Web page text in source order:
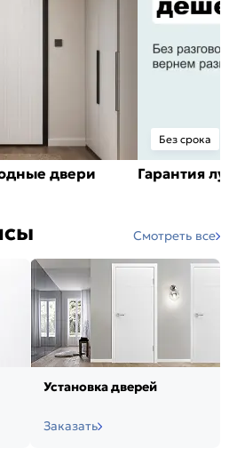
двери
Без срока
Гарантия
Смотреть все
Установка дверей
Заказать